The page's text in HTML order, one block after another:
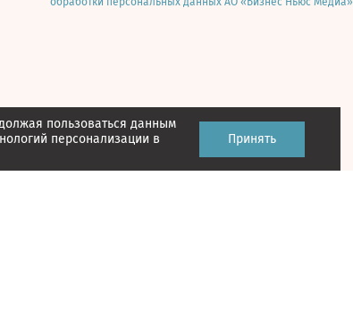
пользоваться данным
персонализации в
Принять